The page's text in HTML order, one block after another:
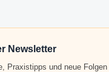
Newsletter
Praxistipps und neue Folgen